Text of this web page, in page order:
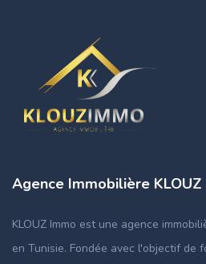
Agence Immobilière KLOUZ
KLOUZ Immo est une agence
en Tunisie. Fondée avec l'objectif de